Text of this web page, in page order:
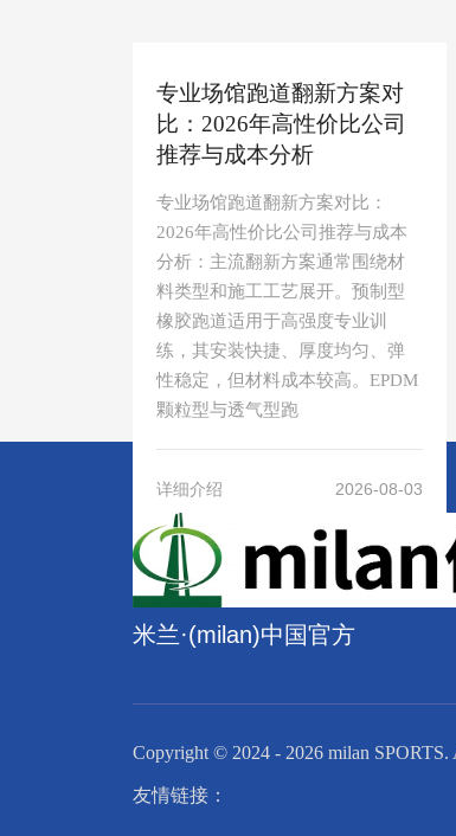
专业场馆跑道翻新方案对
比：2026年高性价比公司
推荐与成本分析
专业场馆跑道翻新方案对比：
2026年高性价比公司推荐与成本
分析：主流翻新方案通常围绕材
料类型和施工工艺展开。预制型
橡胶跑道适用于高强度专业训
练，其安装快捷、厚度均匀、弹
性稳定，但材料成本较高。EPDM
颗粒型与透气型跑
详细介绍 2026-08-03
米兰·(milan)中国官方
Copyright © 2024 - 2026 milan
友情链接：